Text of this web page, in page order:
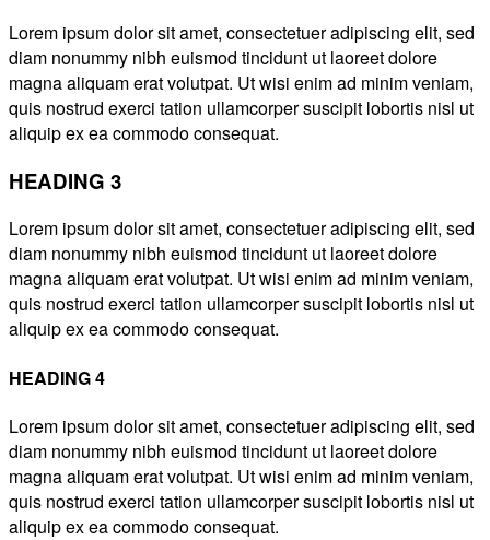
Lorem ipsum dolor sit amet, consectetuer adipiscing elit, sed
diam nonummy nibh euismod tincidunt ut laoreet dolore
magna aliquam erat volutpat. Ut wisi enim ad minim veniam,
quis nostrud exerci tation ullamcorper suscipit lobortis nisl ut
aliquip ex ea commodo consequat.
HEADING 3
Lorem ipsum dolor sit amet, consectetuer adipiscing elit, sed
diam nonummy nibh euismod tincidunt ut laoreet dolore
magna aliquam erat volutpat. Ut wisi enim ad minim veniam,
quis nostrud exerci tation ullamcorper suscipit lobortis nisl ut
aliquip ex ea commodo consequat.
HEADING 4
Lorem ipsum dolor sit amet, consectetuer adipiscing elit, sed
diam nonummy nibh euismod tincidunt ut laoreet dolore
magna aliquam erat volutpat. Ut wisi enim ad minim veniam,
quis nostrud exerci tation ullamcorper suscipit lobortis nisl ut
aliquip ex ea commodo consequat.